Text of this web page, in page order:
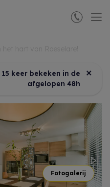
inhoud gaan
keer bekeken in de
afgelopen 48h
×
Fotogalerij